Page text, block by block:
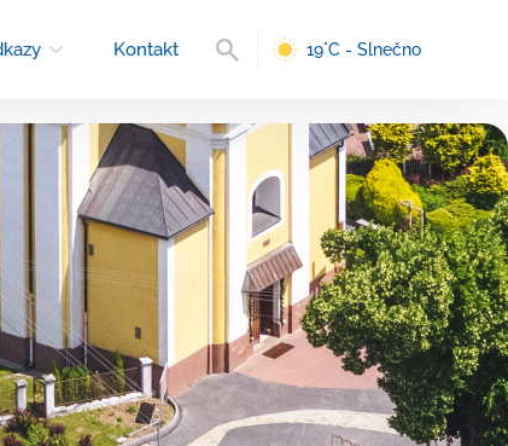
Kontakt Vyhľadávanie
19°C - Slnečno